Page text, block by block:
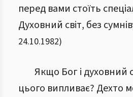
перед вами стоїть
Духовний світ, без
24.10.1982)
Якщо Бог і духовний
цього випливає? Дехто